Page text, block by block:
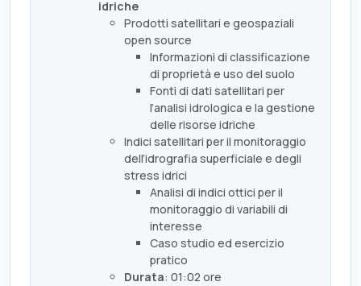
idriche
Prodotti satellitari e geospaziali
open source
Informazioni di classificazione
di proprietà e uso del suolo
Fonti di dati satellitari per
l’analisi idrologica e la gestione
delle risorse idriche
Indici satellitari per il monitoraggio
dell’idrografia superficiale e degli
stress idrici
Analisi di indici ottici per il
monitoraggio di variabili di
interesse
Caso studio ed esercizio
pratico
Durata: 01:02 ore